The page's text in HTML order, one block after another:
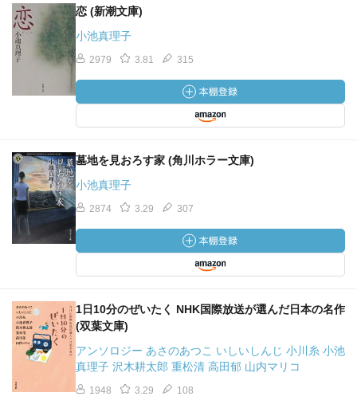
恋 (新潮文庫)
小池真理子
2979 3.81 315
墓地を見おろす家 (角川ホラー文庫)
小池真理子
2874 3.29 307
1日10分のぜいたく NHK国際放送が選んだ日本の名作
(双葉文庫)
アンソロジー あさのあつこ いしいしんじ 小川糸 小池
真理子 沢木耕太郎 重松清 高田郁 山内マリコ
1948 3.29 108